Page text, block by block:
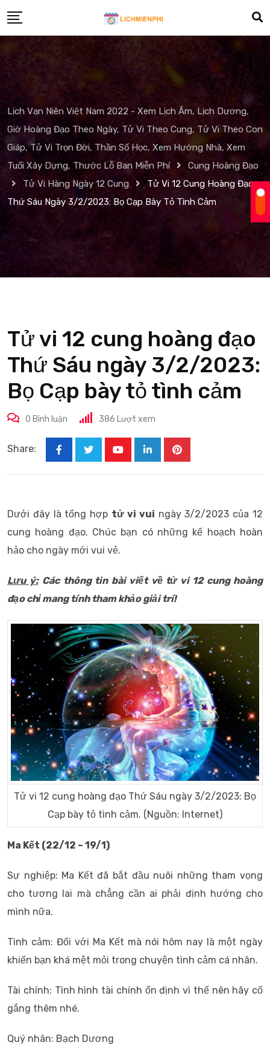
to
content
Lịch Vạn Niên Việt Nam 2022 - Xem Lịch Âm, Lịch Dương,
Giờ Hoàng Đạo Theo Ngày, Tử Vi Theo Cung, Tử Vi Theo Con
Giáp, Tử Vi Trọn Đời, Thần Số Học, Xem Hướng Nhà, Xem
Tuổi Xây Dựng, Thước Lỗ Ban Miễn Phí
Cung Hoàng Đạo
Tử Vi Hàng Ngày 12 Cung
Tử Vi 12 Cung Hoàng Đạo
Thứ Sáu Ngày 3/2/2023: Bọ Cạp Bày Tỏ Tình Cảm
Tử vi 12 cung hoàng đạo
Thứ Sáu ngày 3/2/2023:
Bọ Cạp bày tỏ tình cảm
0 Bình luận 386 Lượt xem
Share:
LinkedInPinterest
Dưới đây là tổng hợp tử vi vui ngày 3/2/2023 của 12
cung hoàng đạo. Chúc bạn có những kế hoạch hoàn
hảo cho ngày mới vui vẻ.
Lưu ý: Các thông tin bài viết về tử vi 12 cung hoàng
đạo chỉ mang tính tham khảo giải trí!
Tử vi 12 cung hoàng đạo Thứ Sáu ngày 3/2/2023: Bọ
Cạp bày tỏ tình cảm. (Nguồn: Internet)
Ma Kết (22/12 – 19/1)
Sự nghiệp: Ma Kết đã bắt đầu nuôi những tham vọng
cho tương lai mà chẳng cần ai phải định hướng cho
mình nữa.
Tình cảm: Đối với Ma Kết mà nói hôm nay là một ngày
khiến bạn khá mệt mỏi trong chuyện tình cảm cá nhân.
Tài chính: Tình hình tài chính ổn định vì thế nên hãy cố
gắng thêm nhé.
Quý nhân: Bạch Dương